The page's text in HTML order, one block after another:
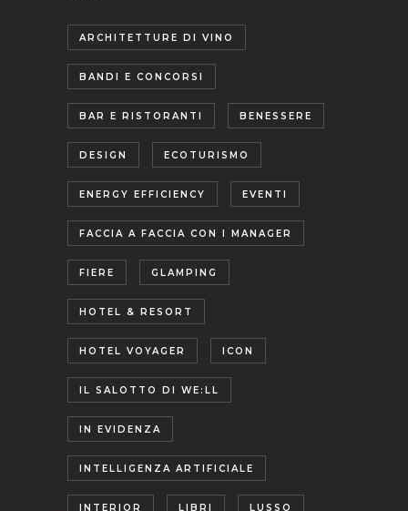
ARCHITETTURE DI VINO
BANDI E CONCORSI
BAR E RISTORANTI BENESSERE
DESIGN ECOTURISMO
ENERGY EFFICIENCY EVENTI
FACCIA A FACCIA CON I MANAGER
FIERE GLAMPING
HOTEL & RESORT
HOTEL VOYAGER ICON
IL SALOTTO DI WE:LL
IN EVIDENZA
INTELLIGENZA ARTIFICIALE
INTERIOR LIBRI LUSSO